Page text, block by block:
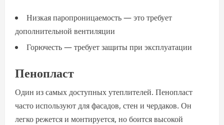
Низкая паропроницаемость — это требует
дополнительной вентиляции
Горючесть — требует защиты при эксплуатации
Пенопласт
Один из самых доступных утеплителей. Пенопласт
часто используют для фасадов, стен и чердаков. Он
легко режется и монтируется, но боится высокой